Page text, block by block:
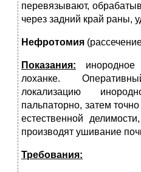
перевязывают,
через задний край раны,
Нефротомия
Показания:
лоханке.
локализацию
пальпаторно, затем
естественной
производят ушивание
Требования: